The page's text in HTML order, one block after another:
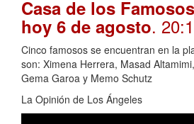
Casa de los
hoy 6 de agosto.
Cinco famosos se encuentran en la
son: Ximena Herrera, Masad
Gema Garoa y Memo Schutz
La Opinión de Los Ángeles